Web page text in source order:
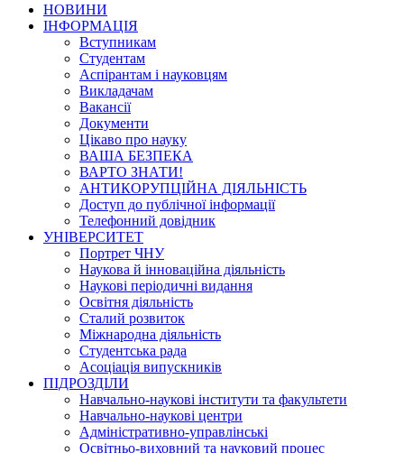
НОВИНИ
ІНФОРМАЦІЯ
Вступникам
Студентам
Аспірантам і науковцям
Викладачам
Вакансії
Документи
Цікаво про науку
ВАША БЕЗПЕКА
ВАРТО ЗНАТИ!
АНТИКОРУПЦІЙНА ДІЯЛЬНІСТЬ
Доступ до публічної інформації
Телефонний довідник
УНІВЕРСИТЕТ
Портрет ЧНУ
Наукова й інноваційна діяльність
Наукові періодичні видання
Освітня діяльність
Сталий розвиток
Міжнародна діяльність
Студентська рада
Асоціація випускників
ПІДРОЗДІЛИ
Навчально-наукові інститути та факультети
Навчально-наукові центри
Адміністративно-управлінські
Освітньо-виховний та науковий процес